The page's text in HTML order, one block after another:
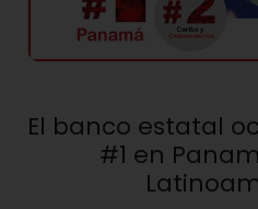
El banco estatal
#1 en